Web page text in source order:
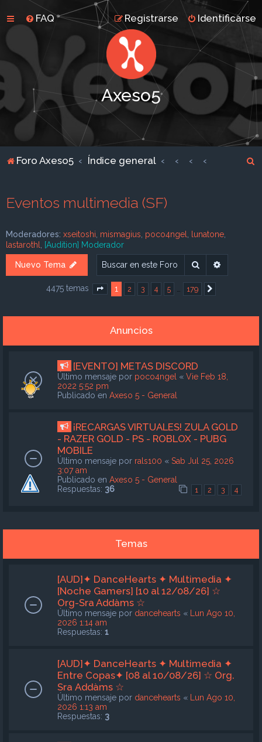
FAQ Identificarse
Registrarse
Axeso5
Foro Axeso5 Índice general
Eventos multimedia (SF)
Moderadores: xseitoshi mismagius poco4ngel lunatone
lastarothl
[Audition] Moderador
Nuevo Tema Buscar
4475 temas Página de 179
1 2 3 4 5 179
Anuncios
[EVENTO] METAS DISCORD
Último mensaje por poco4ngel « Vie Feb 18,
2022 5:52 pm
Publicado en Axeso 5 - General
¡RECARGAS VIRTUALES! ZULA GOLD
- RAZER GOLD - PS - ROBLOX - PUBG
MOBILE
Último mensaje por rals100 « Sab Jul 25, 2026
3:07 am
Publicado en Axeso 5 - General
Respuestas: 36 1 2 3 4
Temas
[AUD]✦ DanceHearts ✦ Multimedia ✦
[Noche Gamers] [10 al 12/08/26] ☆
Org-Sra Addàms ☆
Último mensaje por dancehearts «
Lun Ago 10,
2026 1:14 am
Respuestas: 1
[AUD]✦ DanceHearts ✦ Multimedia ✦
Entre Copas✦ [08 al 10/08/26] ☆ Org.
Sra Addàms ☆
Último mensaje por dancehearts «
Lun Ago 10,
2026 1:13 am
Respuestas: 3